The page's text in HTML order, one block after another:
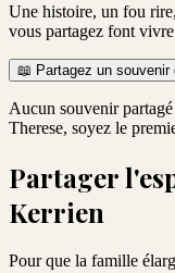
Une histoire, un fou
vous partagez font
📖 Partagez un souvenir
Aucun souvenir
Therese, soyez le
Partager
Kerrien
Pour que la famille